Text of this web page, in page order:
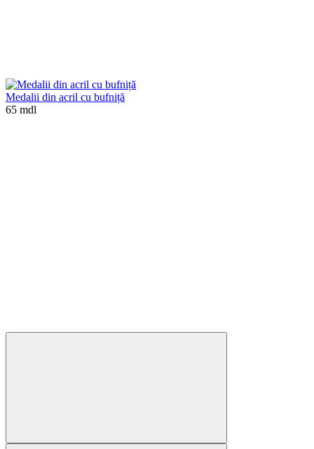
Medalii din acril cu bufniță
65 mdl